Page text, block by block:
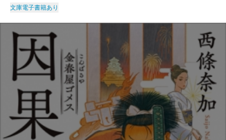
文庫電子書籍あり